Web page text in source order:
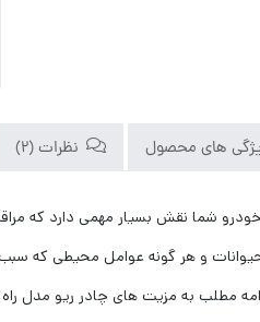
های محصول نظرات (2)
خودرو شما نقش بسیار مهمی دارد که
و هر گونه عوامل محیطی که
مطلب به مزیت های چادر ریو مدل